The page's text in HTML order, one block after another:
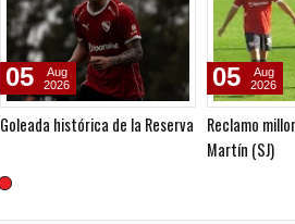
Goleada histórica de la Reserva
05
Aug
2026
Reclamo
Martín (SJ)
05
Aug
2026